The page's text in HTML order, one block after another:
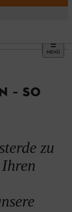
MENÜ
– SO
zu